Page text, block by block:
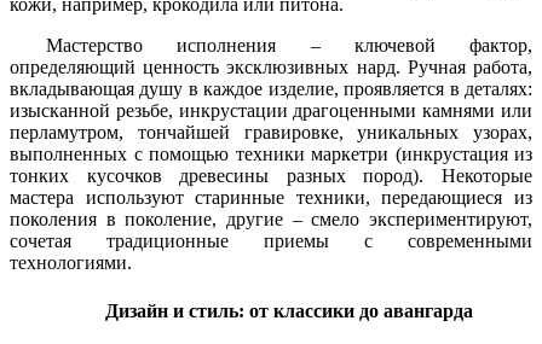
кожи, например, крокодила или питона.
Мастерство исполнения – ключевой фактор,
определяющий ценность эксклюзивных нард. Ручная работа,
вкладывающая душу в каждое изделие, проявляется в деталях:
изысканной резьбе, инкрустации драгоценными камнями или
перламутром, тончайшей гравировке, уникальных узорах,
выполненных с помощью техники маркетри (инкрустация из
тонких кусочков древесины разных пород). Некоторые
мастера используют старинные техники, передающиеся из
поколения в поколение, другие – смело экспериментируют,
сочетая традиционные приемы с современными
технологиями.
Дизайн и стиль: от классики до авангарда